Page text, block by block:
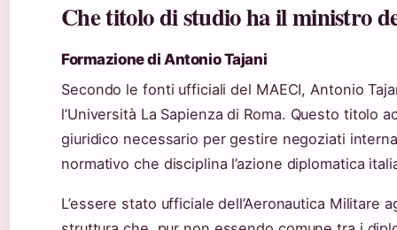
Che titolo di studio ha il ministro
Formazione di Antonio Tajani
Secondo le fonti ufficiali del MAECI, Antonio
l’Università La Sapienza di Roma. Questo titolo
giuridico necessario per gestire negoziati
normativo che disciplina l’azione diplomatica
L’essere stato ufficiale dell’Aeronautica Militare